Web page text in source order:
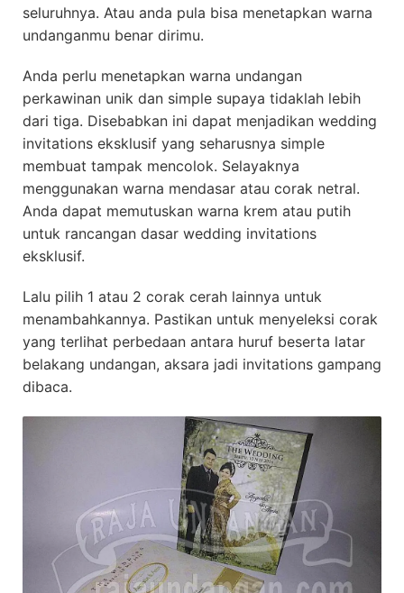
seluruhnya. Atau anda pula bisa menetapkan warna
undanganmu benar dirimu.
Anda perlu menetapkan warna undangan
perkawinan unik dan simple supaya tidaklah lebih
dari tiga. Disebabkan ini dapat menjadikan wedding
invitations eksklusif yang seharusnya simple
membuat tampak mencolok. Selayaknya
menggunakan warna mendasar atau corak netral.
Anda dapat memutuskan warna krem atau putih
untuk rancangan dasar wedding invitations
eksklusif.
Lalu pilih 1 atau 2 corak cerah lainnya untuk
menambahkannya. Pastikan untuk menyeleksi corak
yang terlihat perbedaan antara huruf beserta latar
belakang undangan, aksara jadi invitations gampang
dibaca.